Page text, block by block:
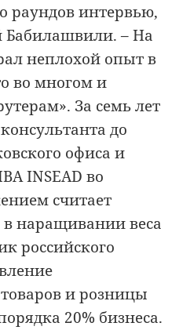
раундов интервью,
Бабилашвили. – На
неплохой опыт в
во многом и
За семь лет
до
офиса и
INSEAD во
считает
в наращивании веса
российского
и розницы
20% бизнеса.